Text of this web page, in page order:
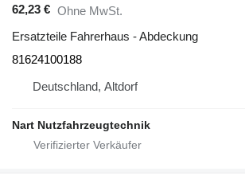
62,23 € Ohne MwSt.
Ersatzteile Fahrerhaus - Abdeckung
81624100188
Deutschland, Altdorf
Nart Nutzfahrzeugtechnik